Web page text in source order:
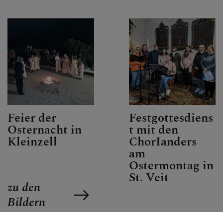
SEELSORGETEAM
Feier der
Osternacht in
Kleinzell
zu den
Bildern
Festgottesdiens
t mit den
ChorIanders
am
Ostermontag in
St. Veit